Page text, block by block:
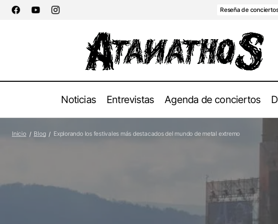
Reseña de
Noticias Entrevistas Agenda de conciertos
"Teksuo lanza su nuevo sencillo 'Raise
The Flag'
Blog Conciertos Grupos
Inicio Blog Explorando los festivales más destacados del mundo de metal extremo